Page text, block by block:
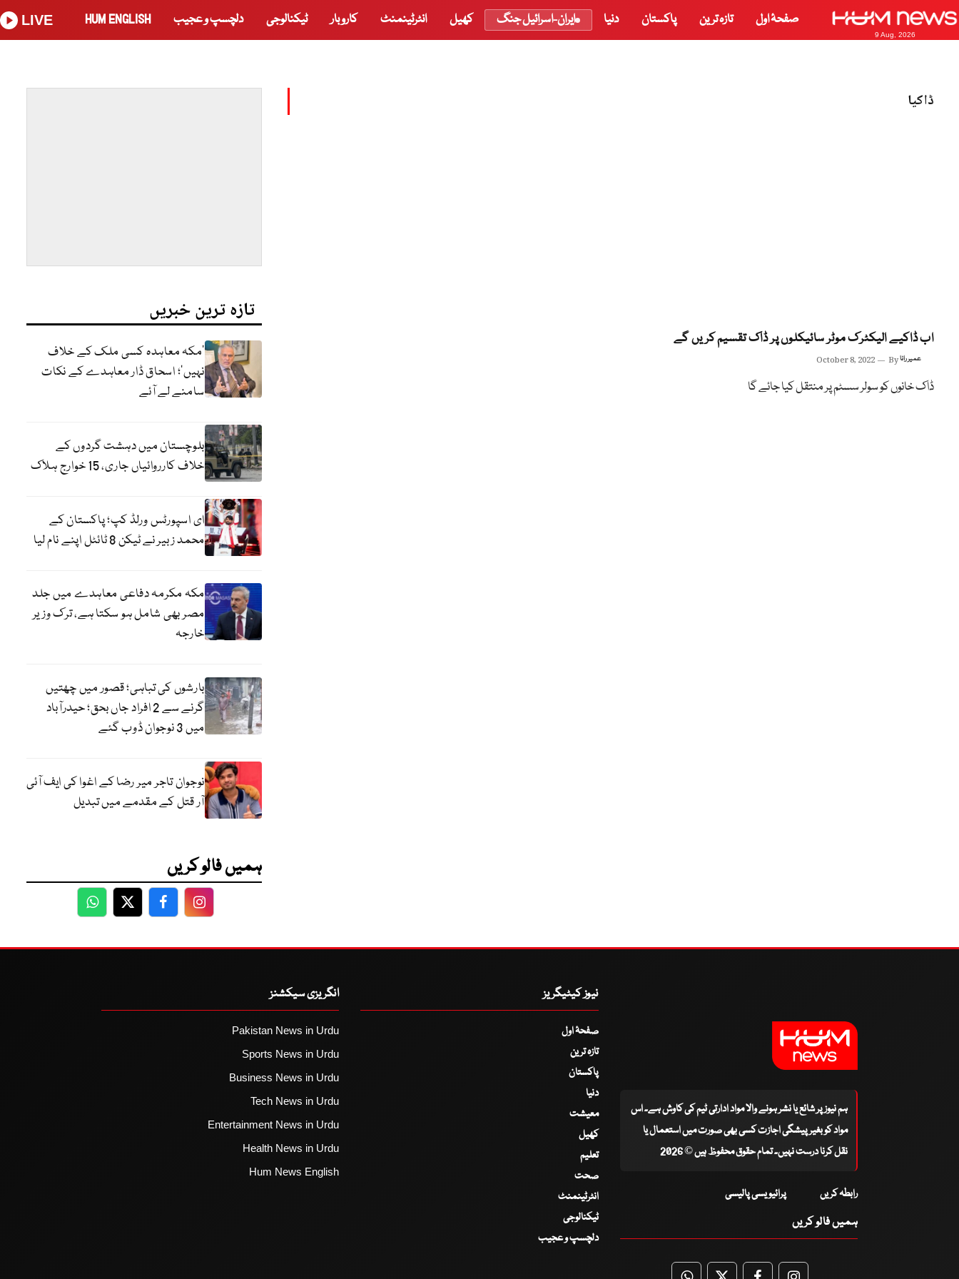
9 Aug, 2026
صفحۂ اول تازہ ترین پاکستان دنیا ایران-اسرائیل جنگ کھیل انٹرٹینمنٹ کاروبار ٹیکنالوجی دلچسپ و عجیب HUM ENGLISH
LIVE
ڈاکیا
اب ڈاکیے الیکٹرک موٹر سائیکلوں پر ڈاک تقسیم کریں گے
October 8, 2022 Byعمیر رانا
ڈاک خانوں کو سولر سسٹم پر منتقل کیا جائے گا
تازہ ترین خبریں
‘مکہ معاہدہ کسی ملک کے خلاف
نہیں’؛ اسحاق ڈار معاہدے کے نکات
سامنے لے آئے
بلوچستان میں دہشت گردوں کے
خلاف کارروائیاں جاری، 15 خوارج ہلاک
ای اسپورٹس ورلڈ کپ؛ پاکستان کے
محمد زبیر نے ٹیکن 8 ٹائٹل اپنے نام لیا
مکہ مکرمہ دفاعی معاہدے میں جلد
مصر بھی شامل ہو سکتا ہے، ترک وزیر
خارجہ
بارشوں کی تباہی؛ قصور میں چھتیں
گرنے سے 2 افراد جاں بحق؛ حیدرآباد
میں 3 نوجوان ڈوب گئے
نوجوان تاجر میر رضا کے اغوا کی ایف آئی
آر قتل کے مقدمے میں تبدیل
ہمیں فالو کریں
WhatsApp
TwitterFacebookFacebook
ہم نیوز پر شائع یا نشر ہونے والا مواد ادارتی ٹیم کی کاوش ہے۔ اس
مواد کو بغیر پیشگی اجازت کسی بھی صورت میں استعمال یا
نقل کرنا درست نہیں۔ تمام حقوق محفوظ ہیں © 2026
رابطہ کریں پرائیویسی پالیسی
ہمیں فالو کریں
نیوز کیٹیگریز
صفحۂ اول
تازہ ترین
پاکستان
دنیا
معیشت
کھیل
تعلیم
صحت
انٹرٹینمنٹ
ٹیکنالوجی
دلچسپ و عجیب
انگریزی سیکشنز
Pakistan News in Urdu
Sports News in Urdu
Business News in Urdu
Tech News in Urdu
Entertainment News in Urdu
Health News in Urdu
Hum News English